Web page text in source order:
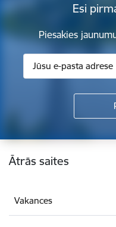
Esi
Piesakies
Kājene
Ātrās saites
Vakances